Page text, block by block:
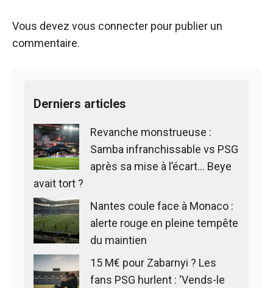
Vous devez vous connecter pour publier un
commentaire.
Derniers articles
Revanche monstrueuse :
Samba infranchissable vs PSG
après sa mise à l’écart… Beye
avait tort ?
Nantes coule face à Monaco :
alerte rouge en pleine tempête
du maintien
15 M€ pour Zabarnyi ? Les
fans PSG hurlent : ‘Vends-le